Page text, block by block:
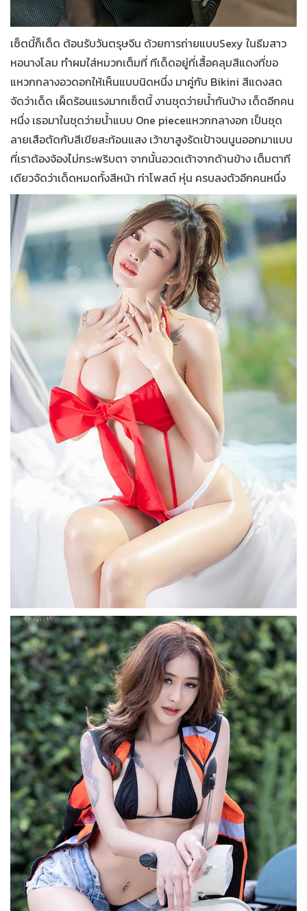
เซ็ตนี้ก็เด็ด ต้อนรับวันตรุษจีน ด้วยการถ่ายแบบSexy ในธีมสาว
หอนางโลม ทำผมใส่หมวกเต็มที่ ทีเด็ดอยู่ที่เสื้อคลุมสีแดงที่ขอ
แหวกกลางอวดอกให้เห็นแบบนิดหนึ่ง มาคู่กับ Bikini สีแดงสด
จัดว่าเด็ด เผ็ดร้อนแรงมากเซ็ตนี้ งานชุดว่ายน้ำกันบ้าง เด็ดอีกคน
หนึ่ง เธอมาในชุดว่ายน้ำแบบ One pieceแหวกกลางอก เป็นชุด
ลายเสือตัดกับสีเขียสะท้อนแสง เว้าขาสูงรัดเป้าจนนูนออกมาแบบ
ที่เราต้องจ้องไม่กระพริบตา จากนั้นอวดเต้าจากด้านข้าง เต็มตาที
เดียวจัดว่าเด็ดหมดทั้งสีหน้า ท่าโพสต์ หุ่น ครบลงตัวอีกคนหนึ่ง